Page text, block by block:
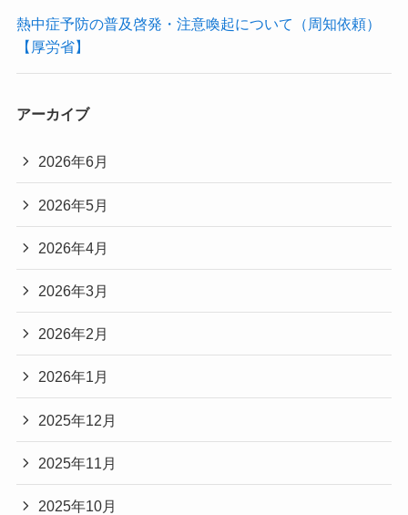
熱中症予防の普及啓発・注意喚起について（周知依頼）
【厚労省】
アーカイブ
2026年6月
2026年5月
2026年4月
2026年3月
2026年2月
2026年1月
2025年12月
2025年11月
2025年10月